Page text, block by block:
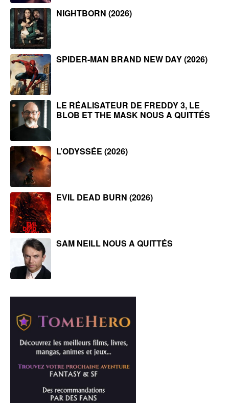
NIGHTBORN (2026)
SPIDER-MAN BRAND NEW DAY (2026)
LE RÉALISATEUR DE FREDDY 3, LE
BLOB ET THE MASK NOUS A QUITTÉS
L’ODYSSÉE (2026)
EVIL DEAD BURN (2026)
SAM NEILL NOUS A QUITTÉS